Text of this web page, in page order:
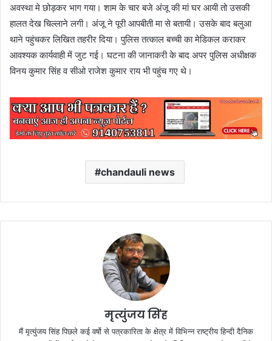
अवस्था मे छोड़कर भाग गया। शाम के चार बजे अंजू की मां घर आयी तो उसकी
हालत देख चिल्लाने लगी। अंजू ने पूरी आपबीती मा से बतायी। उसके बाद बलुआ
थाने पहुंचकर लिखित तहरीर दिया। पुलिस तत्काल बच्ची का मेडिकल कराकर
आवश्यक कार्यवाही में जुट गई। घटना की जानाकरी के बाद अपर पुलिस अधीक्षक
विनय कुमार सिंह व सीओ राजेश कुमार राय भी पहुंच गए थे।
chandauli news
मृत्युंजय सिंह
मैं मृत्युंजय सिंह पिछले कई वर्षो से पत्रकारिता के क्षेत्र में विभिन्न राष्ट्रीय हिन्दी दैनिक